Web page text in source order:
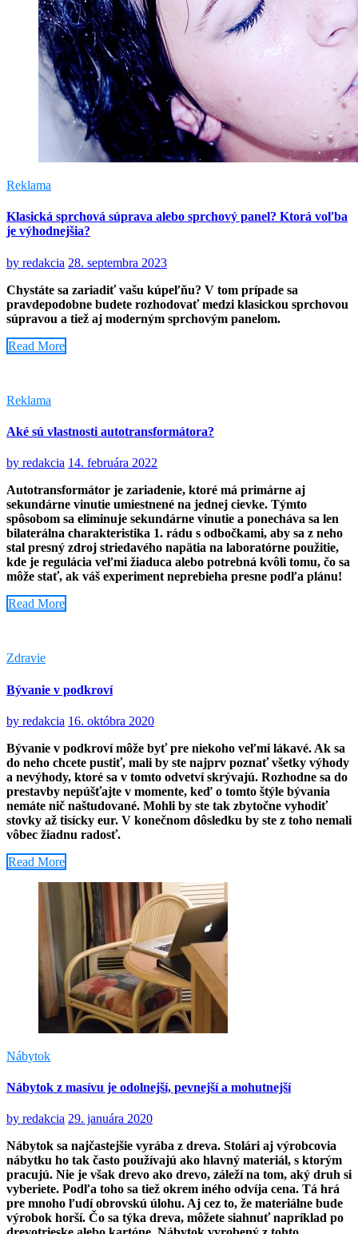
Reklama
Klasická sprchová súprava alebo sprchový panel? Ktorá voľba
je výhodnejšia?
by redakcia 28. septembra 2023
Chystáte sa zariadiť vašu kúpeľňu? V tom prípade sa
pravdepodobne budete rozhodovať medzi klasickou sprchovou
súpravou a tiež aj moderným sprchovým panelom.
Read More
Reklama
Aké sú vlastnosti autotransformátora?
by redakcia 14. februára 2022
Autotransformátor je zariadenie, ktoré má primárne aj
sekundárne vinutie umiestnené na jednej cievke. Týmto
spôsobom sa eliminuje sekundárne vinutie a ponecháva sa len
bilaterálna charakteristika 1. rádu s odbočkami, aby sa z neho
stal presný zdroj striedavého napätia na laboratórne použitie,
kde je regulácia veľmi žiaduca alebo potrebná kvôli tomu, čo sa
môže stať, ak váš experiment neprebieha presne podľa plánu!
Read More
Zdravie
Bývanie v podkroví
by redakcia 16. októbra 2020
Bývanie v podkroví môže byť pre niekoho veľmi lákavé. Ak sa
do neho chcete pustiť, mali by ste najprv poznať všetky výhody
a nevýhody, ktoré sa v tomto odvetví skrývajú. Rozhodne sa do
prestavby nepúšťajte v momente, keď o tomto štýle bývania
nemáte nič naštudované. Mohli by ste tak zbytočne vyhodiť
stovky až tisícky eur. V konečnom dôsledku by ste z toho nemali
vôbec žiadnu radosť.
Read More
Nábytok
Nábytok z masívu je odolnejší, pevnejší a mohutnejší
by redakcia 29. januára 2020
Nábytok sa najčastejšie vyrába z dreva. Stolári aj výrobcovia
nábytku ho tak často používajú ako hlavný materiál, s ktorým
pracujú. Nie je však drevo ako drevo, záleží na tom, aký druh si
vyberiete. Podľa toho sa tiež okrem iného odvíja cena. Tá hrá
pre mnoho ľudí obrovskú úlohu. Aj cez to, že materiálne bude
výrobok horší. Čo sa týka dreva, môžete siahnuť napríklad po